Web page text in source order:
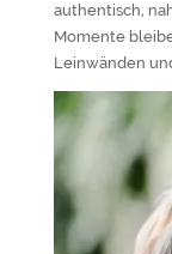
authentisch,
Momente
Leinwänden